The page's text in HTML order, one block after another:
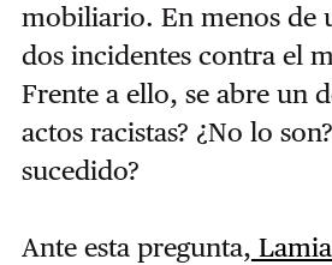
mobiliario. En menos de
dos incidentes contra el
Frente a ello, se abre un
actos racistas? ¿No lo
sucedido?
Ante esta pregunta,